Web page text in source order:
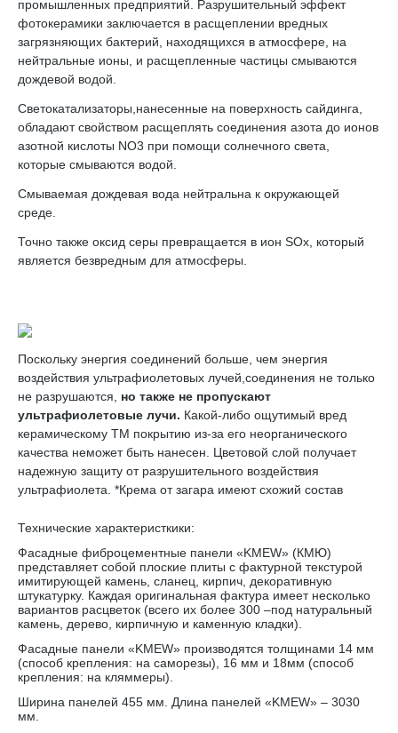
промышленных предприятий. Разрушительный эффект
фотокерамики заключается в расщеплении вредных
загрязняющих бактерий, находящихся в атмосфере, на
нейтральные ионы, и расщепленные частицы смываются
дождевой водой.
Светокатализаторы,нанесенные на поверхность сайдинга,
обладают свойством расщеплять соединения азота до ионов
азотной кислоты NO3 при помощи солнечного света,
которые смываются водой.
Смываемая дождевая вода нейтральна к окружающей
среде.
Точно также оксид серы превращается в ион SOx, который
является безвредным для атмосферы.
Поскольку энергия соединений больше, чем энергия
воздействия ультрафиолетовых лучей,соединения не только
не разрушаются, но также не пропускают
ультрафиолетовые лучи. Какой-либо ощутимый вред
керамическому TM покрытию из-за его неорганического
качества неможет быть нанесен. Цветовой слой получает
надежную защиту от разрушительного воздействия
ультрафиолета. *Крема от загара имеют схожий состав
Технические характеристкики:
Фасадные фиброцементные панели «KMEW» (КМЮ)
представляет собой плоские плиты с фактурной текстурой
имитирующей камень, сланец, кирпич, декоративную
штукатурку. Каждая оригинальная фактура имеет несколько
вариантов расцветок (всего их более 300 –под натуральный
камень, дерево, кирпичную и каменную кладки).
Фасадные панели «KMEW» производятся толщинами 14 мм
(способ крепления: на саморезы), 16 мм и 18мм (способ
крепления: на кляммеры).
Ширина панелей 455 мм. Длина панелей «KMEW» – 3030
мм.